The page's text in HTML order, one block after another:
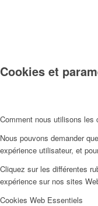
Cookies et
Comment nous utilisons les
Nous pouvons demander
expérience utilisateur, et
Cliquez sur les différentes
expérience sur nos sites
Cookies Web Essentiels